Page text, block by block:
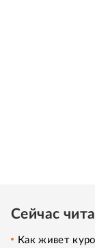
Сейчас
Как живет